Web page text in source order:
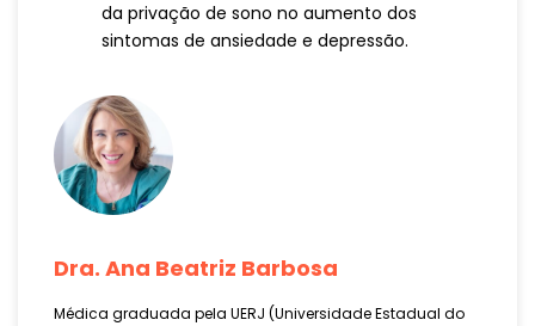
da privação de sono no aumento dos
sintomas de ansiedade e depressão.
Dra. Ana Beatriz Barbosa
Médica graduada pela UERJ (Universidade Estadual do